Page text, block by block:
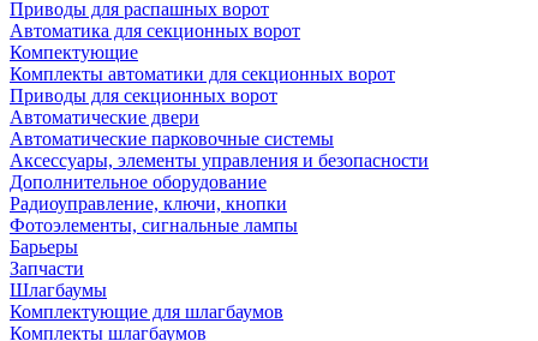
Приводы для распашных ворот
Автоматика для секционных ворот
Компектующие
Комплекты автоматики для секционных ворот
Приводы для секционных ворот
Автоматические двери
Автоматические парковочные системы
Аксессуары, элементы управления и безопасности
Дополнительное оборудование
Радиоуправление, ключи, кнопки
Фотоэлементы, сигнальные лампы
Барьеры
Запчасти
Шлагбаумы
Комплектующие для шлагбаумов
Комплекты шлагбаумов